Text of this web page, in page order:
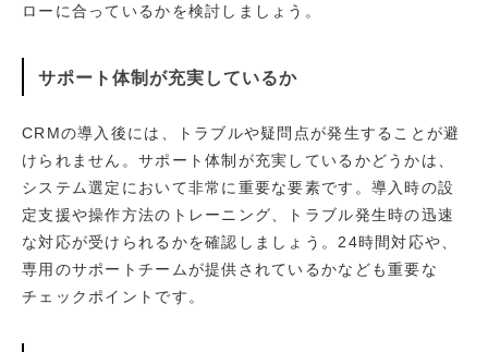
ローに合っているかを検討しましょう。
サポート体制が充実しているか
CRMの導入後には、トラブルや疑問点が発生することが避
けられません。サポート体制が充実しているかどうかは、
システム選定において非常に重要な要素です。導入時の設
定支援や操作方法のトレーニング、トラブル発生時の迅速
な対応が受けられるかを確認しましょう。24時間対応や、
専用のサポートチームが提供されているかなども重要な
チェックポイントです。